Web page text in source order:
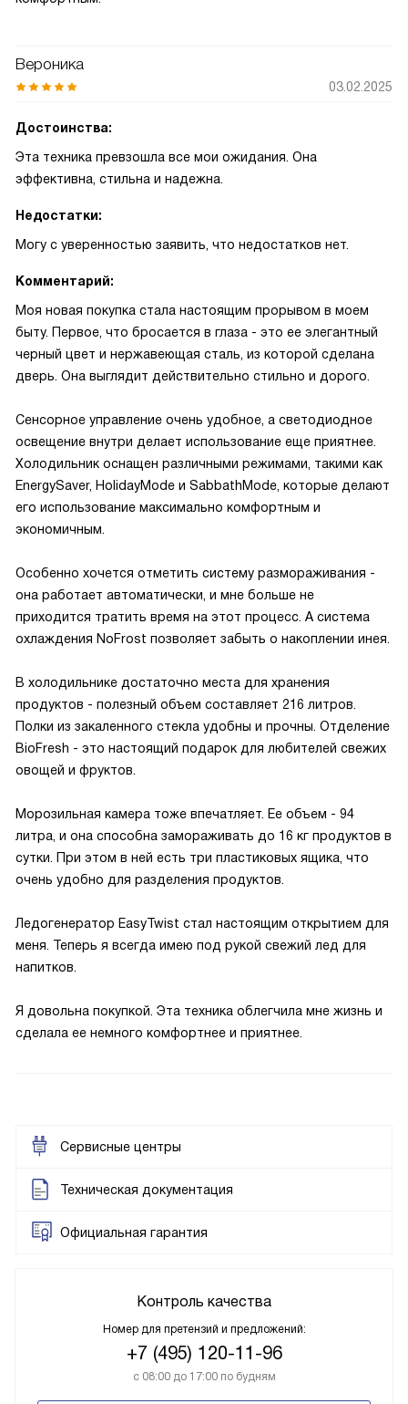
Вероника
03.02.2025
Достоинства:
Эта техника превзошла все мои ожидания. Она
эффективна, стильна и надежна.
Недостатки:
Могу с уверенностью заявить, что недостатков нет.
Комментарий:
Моя новая покупка стала настоящим прорывом в моем
быту. Первое, что бросается в глаза - это ее элегантный
черный цвет и нержавеющая сталь, из которой сделана
дверь. Она выглядит действительно стильно и дорого.
Сенсорное управление очень удобное, а светодиодное
освещение внутри делает использование еще приятнее.
Холодильник оснащен различными режимами, такими как
EnergySaver, HolidayMode и SabbathMode, которые делают
его использование максимально комфортным и
экономичным.
Особенно хочется отметить систему размораживания -
она работает автоматически, и мне больше не
приходится тратить время на этот процесс. А система
охлаждения NoFrost позволяет забыть о накоплении инея.
В холодильнике достаточно места для хранения
продуктов - полезный объем составляет 216 литров.
Полки из закаленного стекла удобны и прочны. Отделение
BioFresh - это настоящий подарок для любителей свежих
овощей и фруктов.
Морозильная камера тоже впечатляет. Ее объем - 94
литра, и она способна замораживать до 16 кг продуктов в
сутки. При этом в ней есть три пластиковых ящика, что
очень удобно для разделения продуктов.
Ледогенератор EasyTwist стал настоящим открытием для
меня. Теперь я всегда имею под рукой свежий лед для
напитков.
Я довольна покупкой. Эта техника облегчила мне жизнь и
сделала ее немного комфортнее и приятнее.
Сервисные центры
Техническая документация
Официальная гарантия
Контроль качества
Номер для претензий и предложений:
+7 (495) 120-11-96
с 08:00 до 17:00 по будням